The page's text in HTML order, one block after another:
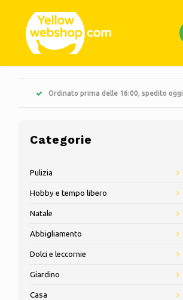
Ordinato prima delle 16:00, spedito oggi
Categorie
Pulizia
Hobby e tempo libero
Natale
Abbigliamento
Dolci e leccornie
Giardino
Casa